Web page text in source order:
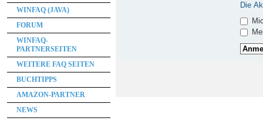
Die
WINFAQ (JAVA)
FORUM
WINFAQ-
PARTNERSEITEN
WEITERE FAQ SEITEN
BUCHTIPPS
AMAZON-PARTNER
NEWS